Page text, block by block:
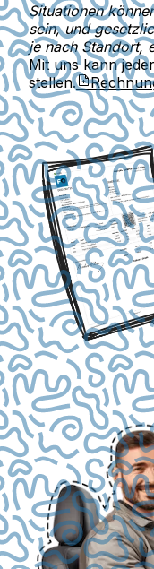
Situationen
sein, und
je nach Standort,
Mit uns kann
stellen.